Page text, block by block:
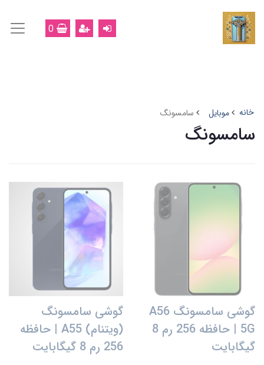
0
خانه موبایل سامسونگ
سامسونگ
گوشی سامسونگ A56
5G | حافظه 256 رم 8
گیگابایت
گوشی سامسونگ
(ویتنام) A55 | حافظه
256 رم 8 گیگابایت